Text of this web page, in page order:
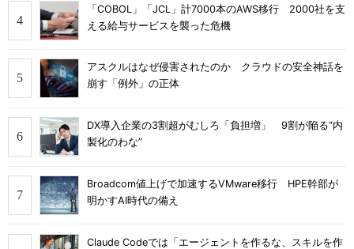
「COBOL」「JCL」計7000本のAWS移行 2000社を支
える給与サービスを襲った危機
アスクルはなぜ侵害されたのか クラウドの安全神話を
崩す「例外」の正体
DX導入企業の3割超がむしろ「負担増」 9割が陥る“内
製化のわな”
Broadcom値上げで加速するVMware移行 HPE幹部が
明かすAI時代の備え
Claude Codeでは「エージェントを作るな、スキルを作